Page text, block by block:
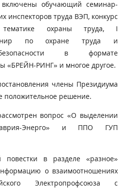
обучающий семинар-
инспекторов труда ВЭП, конкурс
тематике охраны труда, I
по охране труда и
в формате
«БРЕЙН-РИНГ» и многое другое.
члены Президиума
положительное решение.
вопрос «О выделении
Энерго» и ППО ГУП
в разделе «разное»
о взаимоотношениях
Электропрофсоюза с